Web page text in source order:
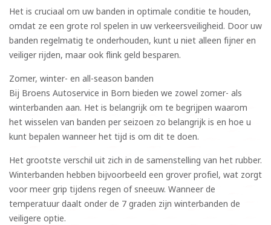
NIEUWS
Het is cruciaal om uw banden in optimale conditie te houden,
omdat ze een grote rol spelen in uw verkeersveiligheid. Door uw
banden regelmatig te onderhouden, kunt u niet alleen fijner en
veiliger rijden, maar ook flink geld besparen.
Zomer, winter- en all-season banden
Bij Broens Autoservice in Born bieden we zowel zomer- als
winterbanden aan. Het is belangrijk om te begrijpen waarom
het wisselen van banden per seizoen zo belangrijk is en hoe u
kunt bepalen wanneer het tijd is om dit te doen.
Het grootste verschil uit zich in de samenstelling van het rubber.
Winterbanden hebben bijvoorbeeld een grover profiel, wat zorgt
voor meer grip tijdens regen of sneeuw. Wanneer de
temperatuur daalt onder de 7 graden zijn winterbanden de
veiligere optie.